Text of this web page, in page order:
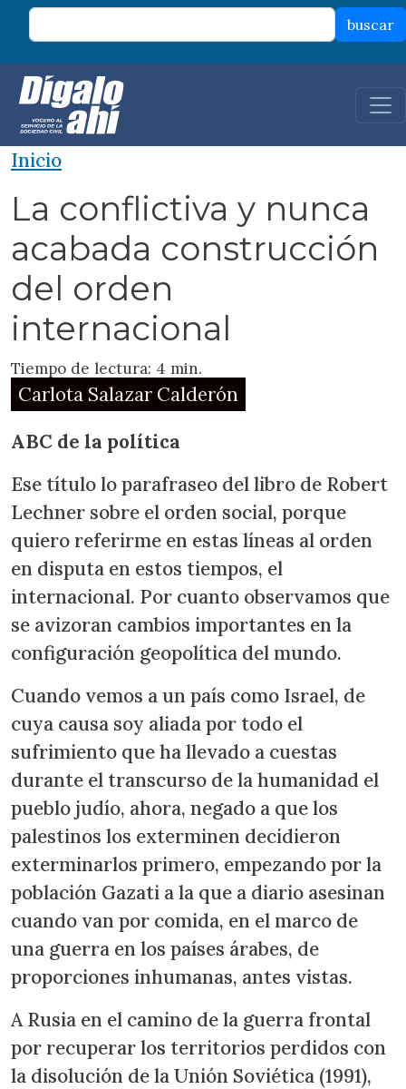
Pasar al contenido principal
buscar
Inicio
La conflictiva y nunca
acabada construcción
del orden
internacional
Tiempo de lectura: 4 min.
Carlota Salazar Calderón
ABC de la política
Ese título lo parafraseo del libro de Robert
Lechner sobre el orden social, porque
quiero referirme en estas líneas al orden
en disputa en estos tiempos, el
internacional. Por cuanto observamos que
se avizoran cambios importantes en la
configuración geopolítica del mundo.
Cuando vemos a un país como Israel, de
cuya causa soy aliada por todo el
sufrimiento que ha llevado a cuestas
durante el transcurso de la humanidad el
pueblo judío, ahora, negado a que los
palestinos los exterminen decidieron
exterminarlos primero, empezando por la
población Gazati a la que a diario asesinan
cuando van por comida, en el marco de
una guerra en los países árabes, de
proporciones inhumanas, antes vistas.
A Rusia en el camino de la guerra frontal
por recuperar los territorios perdidos con
la disolución de la Unión Soviética (1991),